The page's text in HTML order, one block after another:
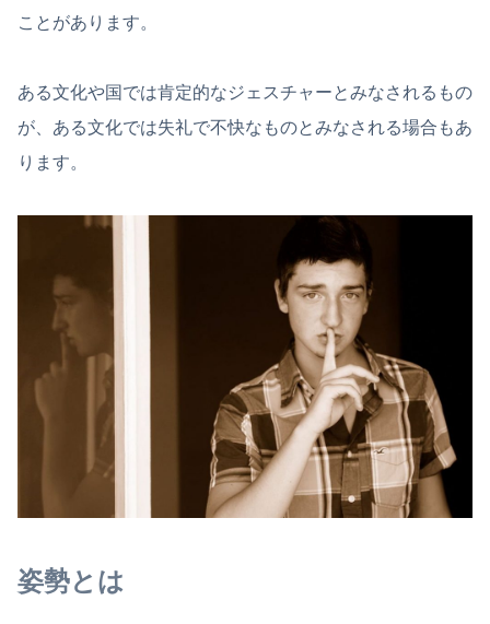
ことがあります。
ある文化や国では肯定的なジェスチャーとみなされるもの
が、ある文化では失礼で不快なものとみなされる場合もあ
ります。
姿勢とは